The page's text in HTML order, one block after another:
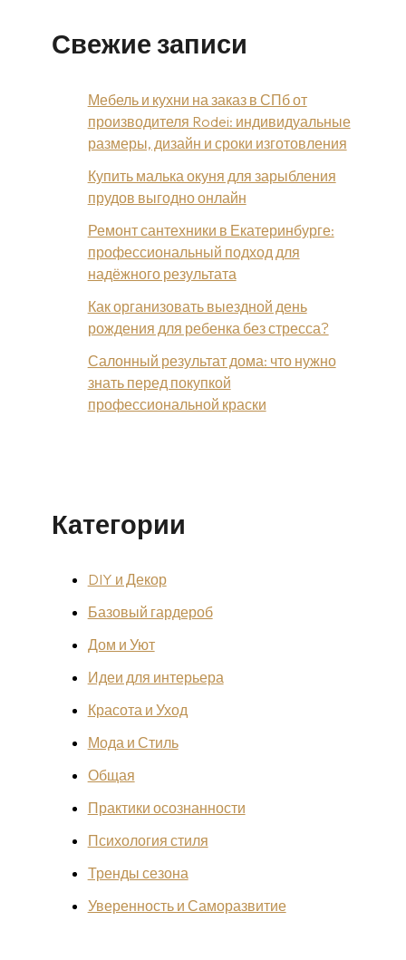
Свежие записи
Мебель и кухни на заказ в СПб от
производителя Rodei: индивидуальные
размеры, дизайн и сроки изготовления
Купить малька окуня для зарыбления
прудов выгодно онлайн
Ремонт сантехники в Екатеринбурге:
профессиональный подход для
надёжного результата
Как организовать выездной день
рождения для ребенка без стресса?
Салонный результат дома: что нужно
знать перед покупкой
профессиональной краски
Категории
DIY и Декор
Базовый гардероб
Дом и Уют
Идеи для интерьера
Красота и Уход
Мода и Стиль
Общая
Практики осознанности
Психология стиля
Тренды сезона
Уверенность и Саморазвитие